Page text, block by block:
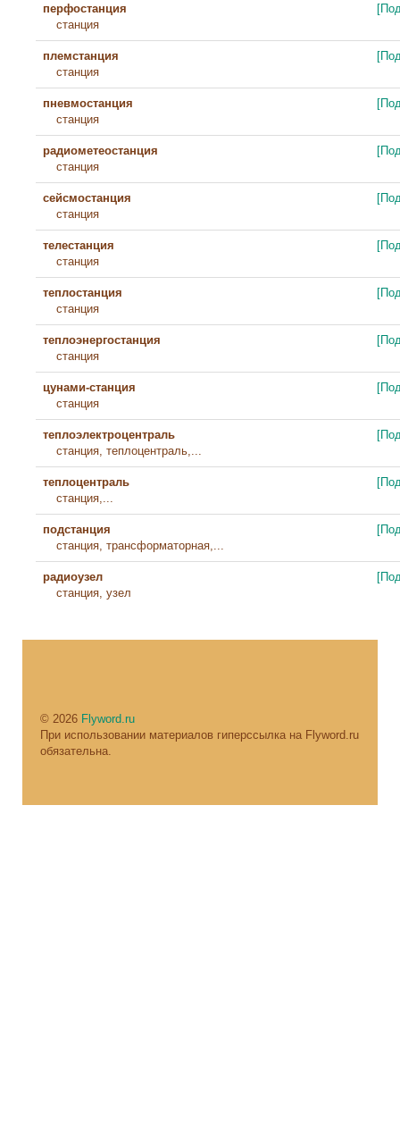
перфостанция
станция
племстанция
станция
пневмостанция
станция
радиометеостанция
станция
сейсмостанция
станция
телестанция
станция
теплостанция
станция
теплоэнергостанция
станция
цунами-станция
станция
теплоэлектроцентраль
станция, теплоцентраль,...
теплоцентраль
станция,...
подстанция
станция, трансформаторная,...
радиоузел
станция, узел
© 2026 Flyword.ru
При использовании материалов гиперссылка на Flyword.ru
обязательна.